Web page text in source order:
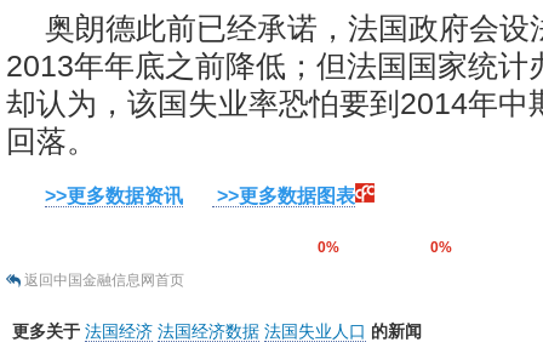
奥朗德此前已经承诺，法国政府会设
2013年年底之前降低；但法国国家统计
却认为，该国失业率恐怕要到2014年中
回落。
>>更多数据资讯 >>更多数据图表
0%
0%
返回中国金融信息网首页
更多关于 法国经济 法国经济数据 法国失业人口 的新闻